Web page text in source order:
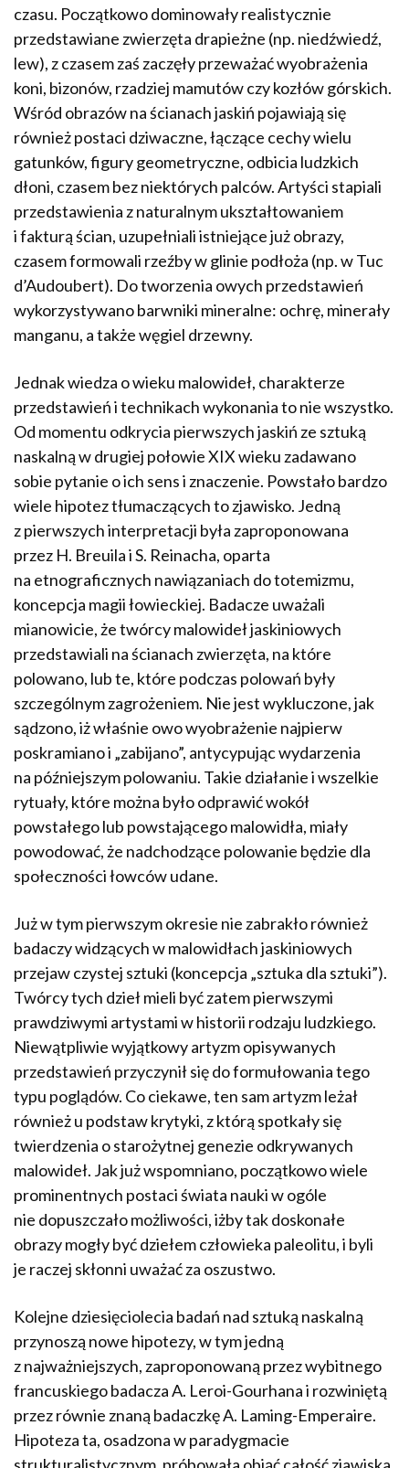
czasu. Początkowo dominowały realistycznie
przedstawiane zwierzęta drapieżne (np. niedźwiedź,
lew), z czasem zaś zaczęły przeważać wyobrażenia
koni, bizonów, rzadziej mamutów czy kozłów górskich.
Wśród obrazów na ścianach jaskiń pojawiają się
również postaci dziwaczne, łączące cechy wielu
gatunków, figury geometryczne, odbicia ludzkich
dłoni, czasem bez niektórych palców. Artyści stapiali
przedstawienia z naturalnym ukształtowaniem
i fakturą ścian, uzupełniali istniejące już obrazy,
czasem formowali rzeźby w glinie podłoża (np. w Tuc
d’Audoubert). Do tworzenia owych przedstawień
wykorzystywano barwniki mineralne: ochrę, minerały
manganu, a także węgiel drzewny.
Jednak wiedza o wieku malowideł, charakterze
przedstawień i technikach wykonania to nie wszystko.
Od momentu odkrycia pierwszych jaskiń ze sztuką
naskalną w drugiej połowie XIX wieku zadawano
sobie pytanie o ich sens i znaczenie. Powstało bardzo
wiele hipotez tłumaczących to zjawisko. Jedną
z pierwszych interpretacji była zaproponowana
przez H. Breuila i S. Reinacha, oparta
na etnograficznych nawiązaniach do totemizmu,
koncepcja magii łowieckiej. Badacze uważali
mianowicie, że twórcy malowideł jaskiniowych
przedstawiali na ścianach zwierzęta, na które
polowano, lub te, które podczas polowań były
szczególnym zagrożeniem. Nie jest wykluczone, jak
sądzono, iż właśnie owo wyobrażenie najpierw
poskramiano i „zabijano”, antycypując wydarzenia
na późniejszym polowaniu. Takie działanie i wszelkie
rytuały, które można było odprawić wokół
powstałego lub powstającego malowidła, miały
powodować, że nadchodzące polowanie będzie dla
społeczności łowców udane.
Już w tym pierwszym okresie nie zabrakło również
badaczy widzących w malowidłach jaskiniowych
przejaw czystej sztuki (koncepcja „sztuka dla sztuki”).
Twórcy tych dzieł mieli być zatem pierwszymi
prawdziwymi artystami w historii rodzaju ludzkiego.
Niewątpliwie wyjątkowy artyzm opisywanych
przedstawień przyczynił się do formułowania tego
typu poglądów. Co ciekawe, ten sam artyzm leżał
również u podstaw krytyki, z którą spotkały się
twierdzenia o starożytnej genezie odkrywanych
malowideł. Jak już wspomniano, początkowo wiele
prominentnych postaci świata nauki w ogóle
nie dopuszczało możliwości, iżby tak doskonałe
obrazy mogły być dziełem człowieka paleolitu, i byli
je raczej skłonni uważać za oszustwo.
Kolejne dziesięciolecia badań nad sztuką naskalną
przynoszą nowe hipotezy, w tym jedną
z najważniejszych, zaproponowaną przez wybitnego
francuskiego badacza A. Leroi-Gourhana i rozwiniętą
przez równie znaną badaczkę A. Laming-Emperaire.
Hipoteza ta, osadzona w paradygmacie